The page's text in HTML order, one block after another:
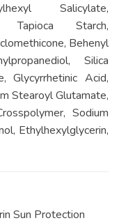
Salicylate,
Tapioca Starch,
Behenyl
Silica
Glycyrrhetinic Acid,
Stearoyl Glutamate,
Sodium
Ethylhexylglycerin,
Sun Protection